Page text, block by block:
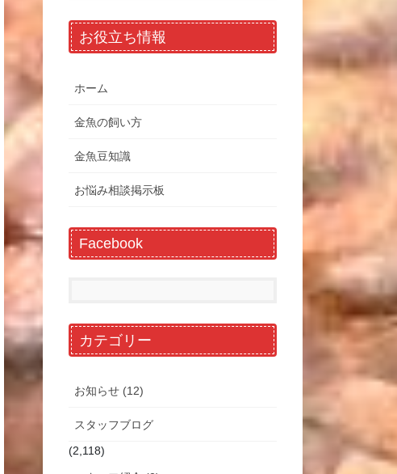
お役立ち情報
ホーム
金魚の飼い方
金魚豆知識
お悩み相談掲示板
Facebook
カテゴリー
お知らせ (12)
スタッフブログ
(2,118)